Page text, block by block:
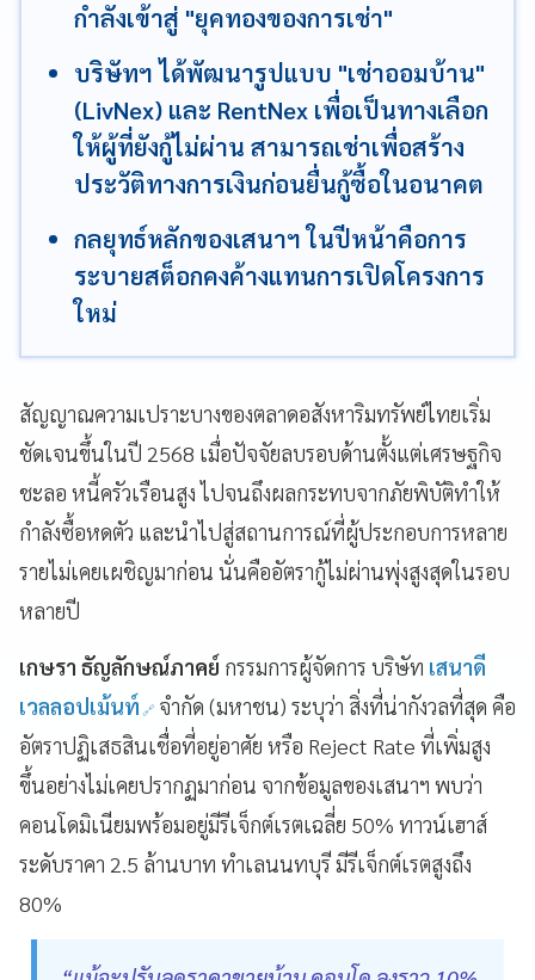
กำลังเข้าสู่ "ยุคทองของการเช่า"
บริษัทฯ ได้พัฒนารูปแบบ "เช่าออมบ้าน"
(LivNex) และ RentNex เพื่อเป็นทางเลือก
ให้ผู้ที่ยังกู้ไม่ผ่าน สามารถเช่าเพื่อสร้าง
ประวัติทางการเงินก่อนยื่นกู้ซื้อในอนาคต
กลยุทธ์หลักของเสนาฯ ในปีหน้าคือการ
ระบายสต็อกคงค้างแทนการเปิดโครงการ
ใหม่
สัญญาณความเปราะบางของตลาดอสังหาริมทรัพย์ไทยเริ่ม
ชัดเจนขึ้นในปี 2568 เมื่อปัจจัยลบรอบด้านตั้งแต่เศรษฐกิจ
ชะลอ หนี้ครัวเรือนสูง ไปจนถึงผลกระทบจากภัยพิบัติทำให้
กำลังซื้อหดตัว และนำไปสู่สถานการณ์ที่ผู้ประกอบการหลาย
รายไม่เคยเผชิญมาก่อน นั่นคืออัตรากู้ไม่ผ่านพุ่งสูงสุดในรอบ
หลายปี
เกษรา ธัญลักษณ์ภาคย์ กรรมการผู้จัดการ บริษัท เสนาดี
เวลลอปเม้นท์ จำกัด (มหาชน) ระบุว่า สิ่งที่น่ากังวลที่สุด คือ
อัตราปฏิเสธสินเชื่อที่อยู่อาศัย หรือ Reject Rate ที่เพิ่มสูง
ขึ้นอย่างไม่เคยปรากฏมาก่อน จากข้อมูลของเสนาฯ พบว่า
คอนโดมิเนียมพร้อมอยู่มีรีเจ็กต์เรตเฉลี่ย 50% ทาวน์เฮาส์
ระดับราคา 2.5 ล้านบาท ทำเลนนทบุรี มีรีเจ็กต์เรตสูงถึง
80%